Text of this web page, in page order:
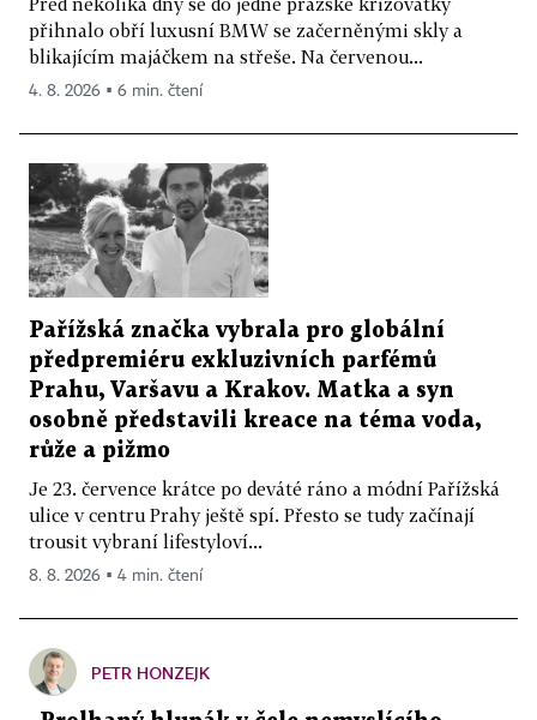
přihnalo obří luxusní BMW se začerněnými skly a
blikajícím majáčkem na střeše. Na červenou...
4. 8. 2026 ▪ 6 min. čtení
Pařížská značka vybrala pro globální
předpremiéru exkluzivních parfémů
Prahu, Varšavu a Krakov. Matka a syn
osobně představili kreace na téma voda,
růže a pižmo
Je 23. července krátce po deváté ráno a módní Pařížská
ulice v centru Prahy ještě spí. Přesto se tudy začínají
trousit vybraní lifestyloví...
8. 8. 2026 ▪ 4 min. čtení
PETR HONZEJK